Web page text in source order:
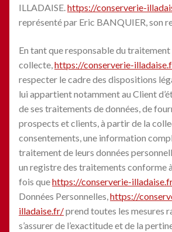
ILLADAISE.https://conserverie-
représenté par Eric BANQUIER, son
En tant que responsable du traitement
collecte, https://conserverie-
respecter le cadre des dispositions
lui appartient notamment au Client
de ses traitements de données, de
prospects et clients, à partir de la
consentements, une information
traitement de leurs données
un registre des traitements conforme
fois quehttps://conserverie-
Données Personnelles, https://
illadaise.fr/prend toutes les mesures
s’assurer de l’exactitude et de la